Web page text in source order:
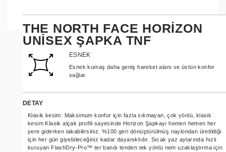
THE NORTH FACE HORIZON
UNISEX ŞAPKA TNF
ESNEK
Esnek kumaş daha geniş hareket alanı ve üstün konfor
sağlar.
DETAY
Klasik kesim: Maksimum konfor için fazla sıkmayan, çok yönlü, klasik
kesim Klasik alçak profili sayesinde Horizon Şapkayı hemen hemen her
yere giderken takabilirsiniz. %100 geri dönüştürülmüş naylondan üretildiği
için her gün giyebileceğiniz kadar dayanıklıdır. Sıcak yaz aylarında hızlı
kuruyan FlashDry-Pro™ ter bandı tenden tek yönlü nem uzaklaştırma için